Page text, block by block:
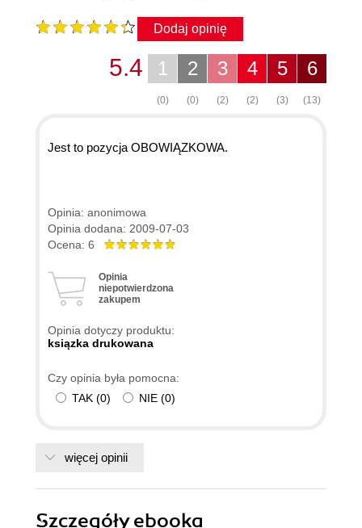
Dodaj opinię
6
(13)
5
(3)
4
(2)
3
(2)
2
(0)
1
(0)
5.4
Jest to pozycja OBOWIĄZKOWA.
Opinia: anonimowa
Opinia dodana: 2009-07-03
Ocena: 6
Opinia
niepotwierdzona
zakupem
Opinia dotyczy produktu:
ksiązka drukowana
Czy opinia była pomocna:
TAK (0) NIE (0)
więcej opinii
Szczegółyebooka